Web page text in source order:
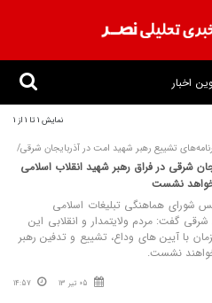
اخبار
نمایش 1 تا 1 از 1
تشییع رهبر شهید امت در آذربایجان شرقی/
شرقی در فراق رهبر شهید انقلاب اسلامی
نشست
شورای هماهنگی تبلیغات اسلامی
شرقی گفت: مردم ولایتمدار و انقلابی این
با آیین های وداع، تشییع و تدفین رهبر
نشست.
05 تیر 13 14:57